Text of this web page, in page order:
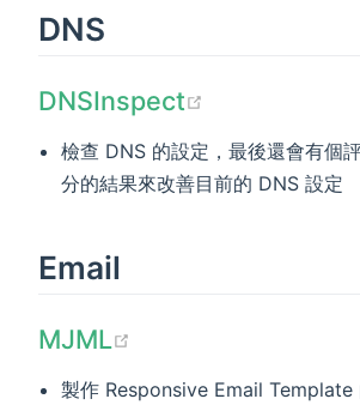
DNS
DNSInspect
檢查 DNS 的設定，最後還會有個
分的結果來改善目前的 DNS 設定
Email
MJML
製作 Responsive Email Template